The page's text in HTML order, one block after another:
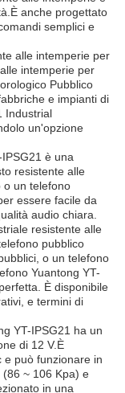
anche progettato
semplici e
alle intemperie per
intemperie per
Pubblico
e impianti di
Industrial
un'opzione
è una
resistente alle
o un telefono
essere facile da
audio chiara.
resistente alle
pubblico
o un telefono
Yuantong YT-
È disponibile
e termini di
YT-IPSG21 ha un
di 12 V.È
e può funzionare in
~ 106 Kpa) e
in una